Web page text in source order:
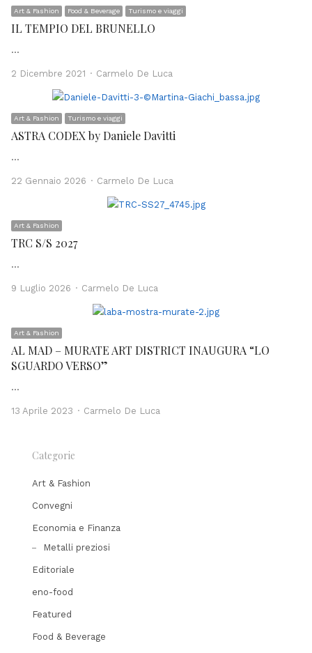
Art & Fashion Food & Beverage Turismo e viaggi
IL TEMPIO DEL BRUNELLO
…
2 Dicembre 2021 Author
Carmelo De Luca
Art & Fashion Turismo e viaggi
ASTRA CODEX by Daniele Davitti
…
22 Gennaio 2026 Author
Carmelo De Luca
Art & Fashion
TRC S/S 2027
…
9 Luglio 2026 Author
Carmelo De Luca
Art & Fashion
AL MAD – MURATE ART DISTRICT INAUGURA “LO
SGUARDO VERSO”
…
13 Aprile 2023 Author
Carmelo De Luca
Categorie
Art & Fashion
Convegni
Economia e Finanza
Metalli preziosi
Editoriale
eno-food
Featured
Food & Beverage